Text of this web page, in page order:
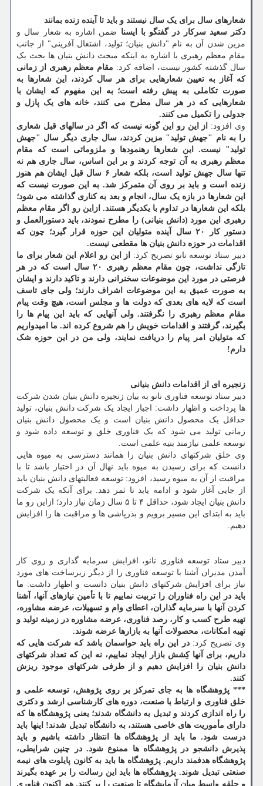
شعارهای سال برای یک سال نیستند و باید تا آینده زنده بمانند
دکتر سعید سرکار در گفتگو با ایسنا ضمن اشاره به شعار سال و
مزین شدن آن به نام "دانش بنیان؛ تولید، اشتغال آفرینی" از جانب
مقام معظم رهبری با اشاره به اینکه مبحث دانش بنیان ها بحث یک
سال گذشته کشور نیست، اضافه کرد: مقام معظم رهبری از زمانی
که آغاز به تعیین شعارهایی برای هر سال کردند، این شعارها به
صورت تکاملی به پیش رفته است؛ به این مفهوم که ایشان با
شعارهایی که در هر سال مطرح می کنند، خانه های یک پازل و
جدولی را تکمیل می کنند.
وی افزود:
از این رو این گونه نیست که اگر در سالهای قبل شعاری
را به نام "جهش تولید" مزین کردند، سال جاری دیگر سال "جهش
تولید" نیست. این شعارها رهنمودها و ملزوماتی است که مقام
معظم رهبری به آن توجه کردند و بر این اساس، سال جاری هم نه
تنها سال جهش تولید است، بلکه شعار ۶ سال قبل ایشان هم هنوز
زنده است و باید بر روی آن متمرکز شد. به این صورت نیست که
این شعارها در بازه یک سال، انجام و بعد به کناری گذاشته می شود؛
بلکه این شعارها در تداوم با یکدیگر هستند. ازاین رو اگر مقام معظم
رهبری این مورد (دانش بنیانی) را مطرح نمودند، باید دستورالعمل و
دستور کار ۲۰ سال آینده متولیان این حوزه قرار گیرد؛ چون که
اقدامات در حوزه دانش بنیان ها مقطعی نیست.
دبیر ستاد توسعه نانو تصریح کرد:
از این رو اعلام این شعار برای ما
تازگی نداشت، چون مقام معظم رهبری ۲۰ سال است که در هر
فرصتی در مورد این موضوعات سخنرانی دارند و تاکید دارند و ایشان
به صورت عمیق به این موضوعات اشراف دارند؛ ولی جای تاسف
است که لایه های بعدی که دولت ها و مجلس است، هیچ وقت پیام
مقام معظم رهبری را نگرفتند. ولی آنهایی که باید این پیام ها را
بگیرند، گرفتند و اقدامات خویش را هم شروع کرده اند. ما امیدواریم
که متولیان امر پیام را دریافت نمایند، ولی من در این حوزه شک
دارم!
زنجیره ای از اقدامات دانش بنیانی
دبیر ستاد توسعه فناوری نانو به بیان زنجیره دانش بنیان شدن شرکت
ها پرداخت و اظهار داشت: اجبار ایجاد یک شرکت دانش بنیان، تولید
حداقل یک محصول دانش بنیان است و یک محصول دانش بنیان
زمانی تولید می شود که یک فناوری خلق و توسعه داده شود و
توسعه علمی نیازمند بنیه علمی است.
وی خلق شرکتهای دانش بنیان را همانند دسترسی به میوه هایی
دانست که برای رسیدن به میوه باید نهال آن در اختیار باشد تا با
مراقبت از آن به میوه رسید، افزود: توسعه فعالیتهای دانش بنیان باید
از جایی آغاز شود و ادامه یابد تا ثمر دهد. برای آنکه یک شرکت
دانش بنیان ایجاد شود، حداقل ۴ تا ۵ سال زمان نیاز دارد؛ ازاین رو ما
باید به ابتدای این مسیر برویم و بذرپاشی ها و مراقبت ها را افزایش
دهیم.
دبیر ستاد توسعه فناوری نانو، افزایش سرمایه گذاری و روی کار
آمدن مدیران آشنا با توسعه فناوری را از دیگر زیرساخت های مورد
نیاز برای افزایش شرکتهای دانش بنیان دانست و اظهار داشت: ما
باید در این راه فناوران را تربیت نماییم تا با تأمین نیازهای آنها، آشنا
کردن آنها با سرمایه گذاران، اعطای وام و تسهیلات، عرضه مشاوره،
تهیه طرح کسب و کار، رصد فناوری، عرضه مشاوره در زمینه تولید و
تهیه امکانات، محصولات آنها به بازارها عرضه شوند.
وی تصریح کرد:در این راه باید حواسمان باشد که شرکت هایی که
داریم، برای آنها کِشش بازار ایجاد نماییم، نه این که تعداد شرکتهای
دانش بنیان را افزایش دهیم و از طرفی شرکتهای موجود ریزش
کنند.
*** پژوهشگاه ها به جای تمرکز بر روی پژوهش، توسعه علمی و
خلق فناوری و ارتباط با صنعت، دوره های کارشناسی ارشد و دکتری
را راه اندازی کردند و تبدیل به دانشگاه شدند؛ یعنی پژوهشگاه ها که
دارای مأموریت های خاصی هستند، به دانشگاه تبدیل شدند! اینها باید
درست شود. ما باید از پژوهشگاه ها انتظار داشته باشیم و باید
پذیرش دانشجو در پژوهشگاه ها ممنوع شود. در چنین شرایطی،
پژوهشگاه هدفمند داریم. پژوهشگاه ها باید به کانون پایلوت های نیمه
صنعتی تبدیل شوند. پژوهشگاه ها باید این رسالت را بر عهده بگیرند
و حلقه واسط میان آزمایشگاه تا صنعت را پر کنند. هم اکنون فناوری